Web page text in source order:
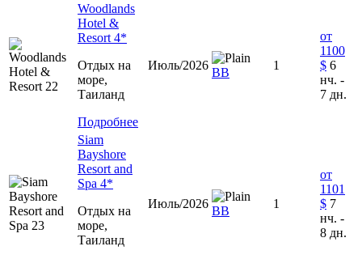
Woodlands
Hotel &
Resort 4*
Отдых на
море,
Таиланд
Подробнее
Июль/2026
ВВ
1
от
1100
$ 6
нч. -
7 дн.
Siam
Bayshore
Resort and
Spa 4*
Отдых на
море,
Таиланд
Июль/2026
ВВ
1
от
1101
$ 7
нч. -
8 дн.